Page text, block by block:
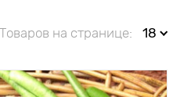
Товаров на странице: 18